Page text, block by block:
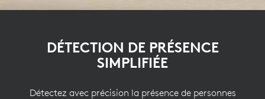
DÉTECTION DE PRÉSENCE
SIMPLIFIÉE
Détectez avec précision la présence de personnes